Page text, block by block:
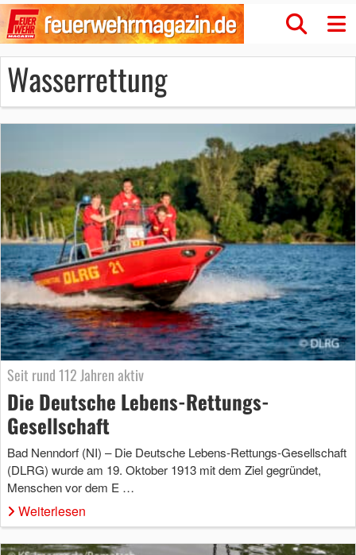
Wasserrettung
Seit rund 112 Jahren aktiv
Die Deutsche Lebens-Rettungs-
Gesellschaft
Bad Nenndorf (NI) – Die Deutsche Lebens-Rettungs-Gesellschaft
(DLRG) wurde am 19. Oktober 1913 mit dem Ziel gegründet,
Menschen vor dem E …
Weiterlesen